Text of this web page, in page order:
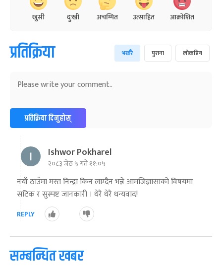
खुसी दुःखी अचम्मित उत्साहित आक्रोशित
प्रतिक्रिया भर्खरै पुराना लोकप्रिय
प्रतिक्रिया दिनुहोस्
Ishwor Pokharel
२०८३ जेठ ५ गते ११:०५
नयाँ ठाउँमा मस्त निन्द्रा किन लाग्दैन भन्ने आमजिज्ञासाको विषयमा
सटिक र सुस्पष्ट जानकारी । धेरै धेरै धन्यवाद!
REPLY
सम्बन्धित खबर